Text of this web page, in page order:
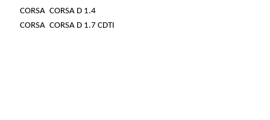
CORSA CORSA D 1.4
CORSA CORSA D 1.7 CDTI